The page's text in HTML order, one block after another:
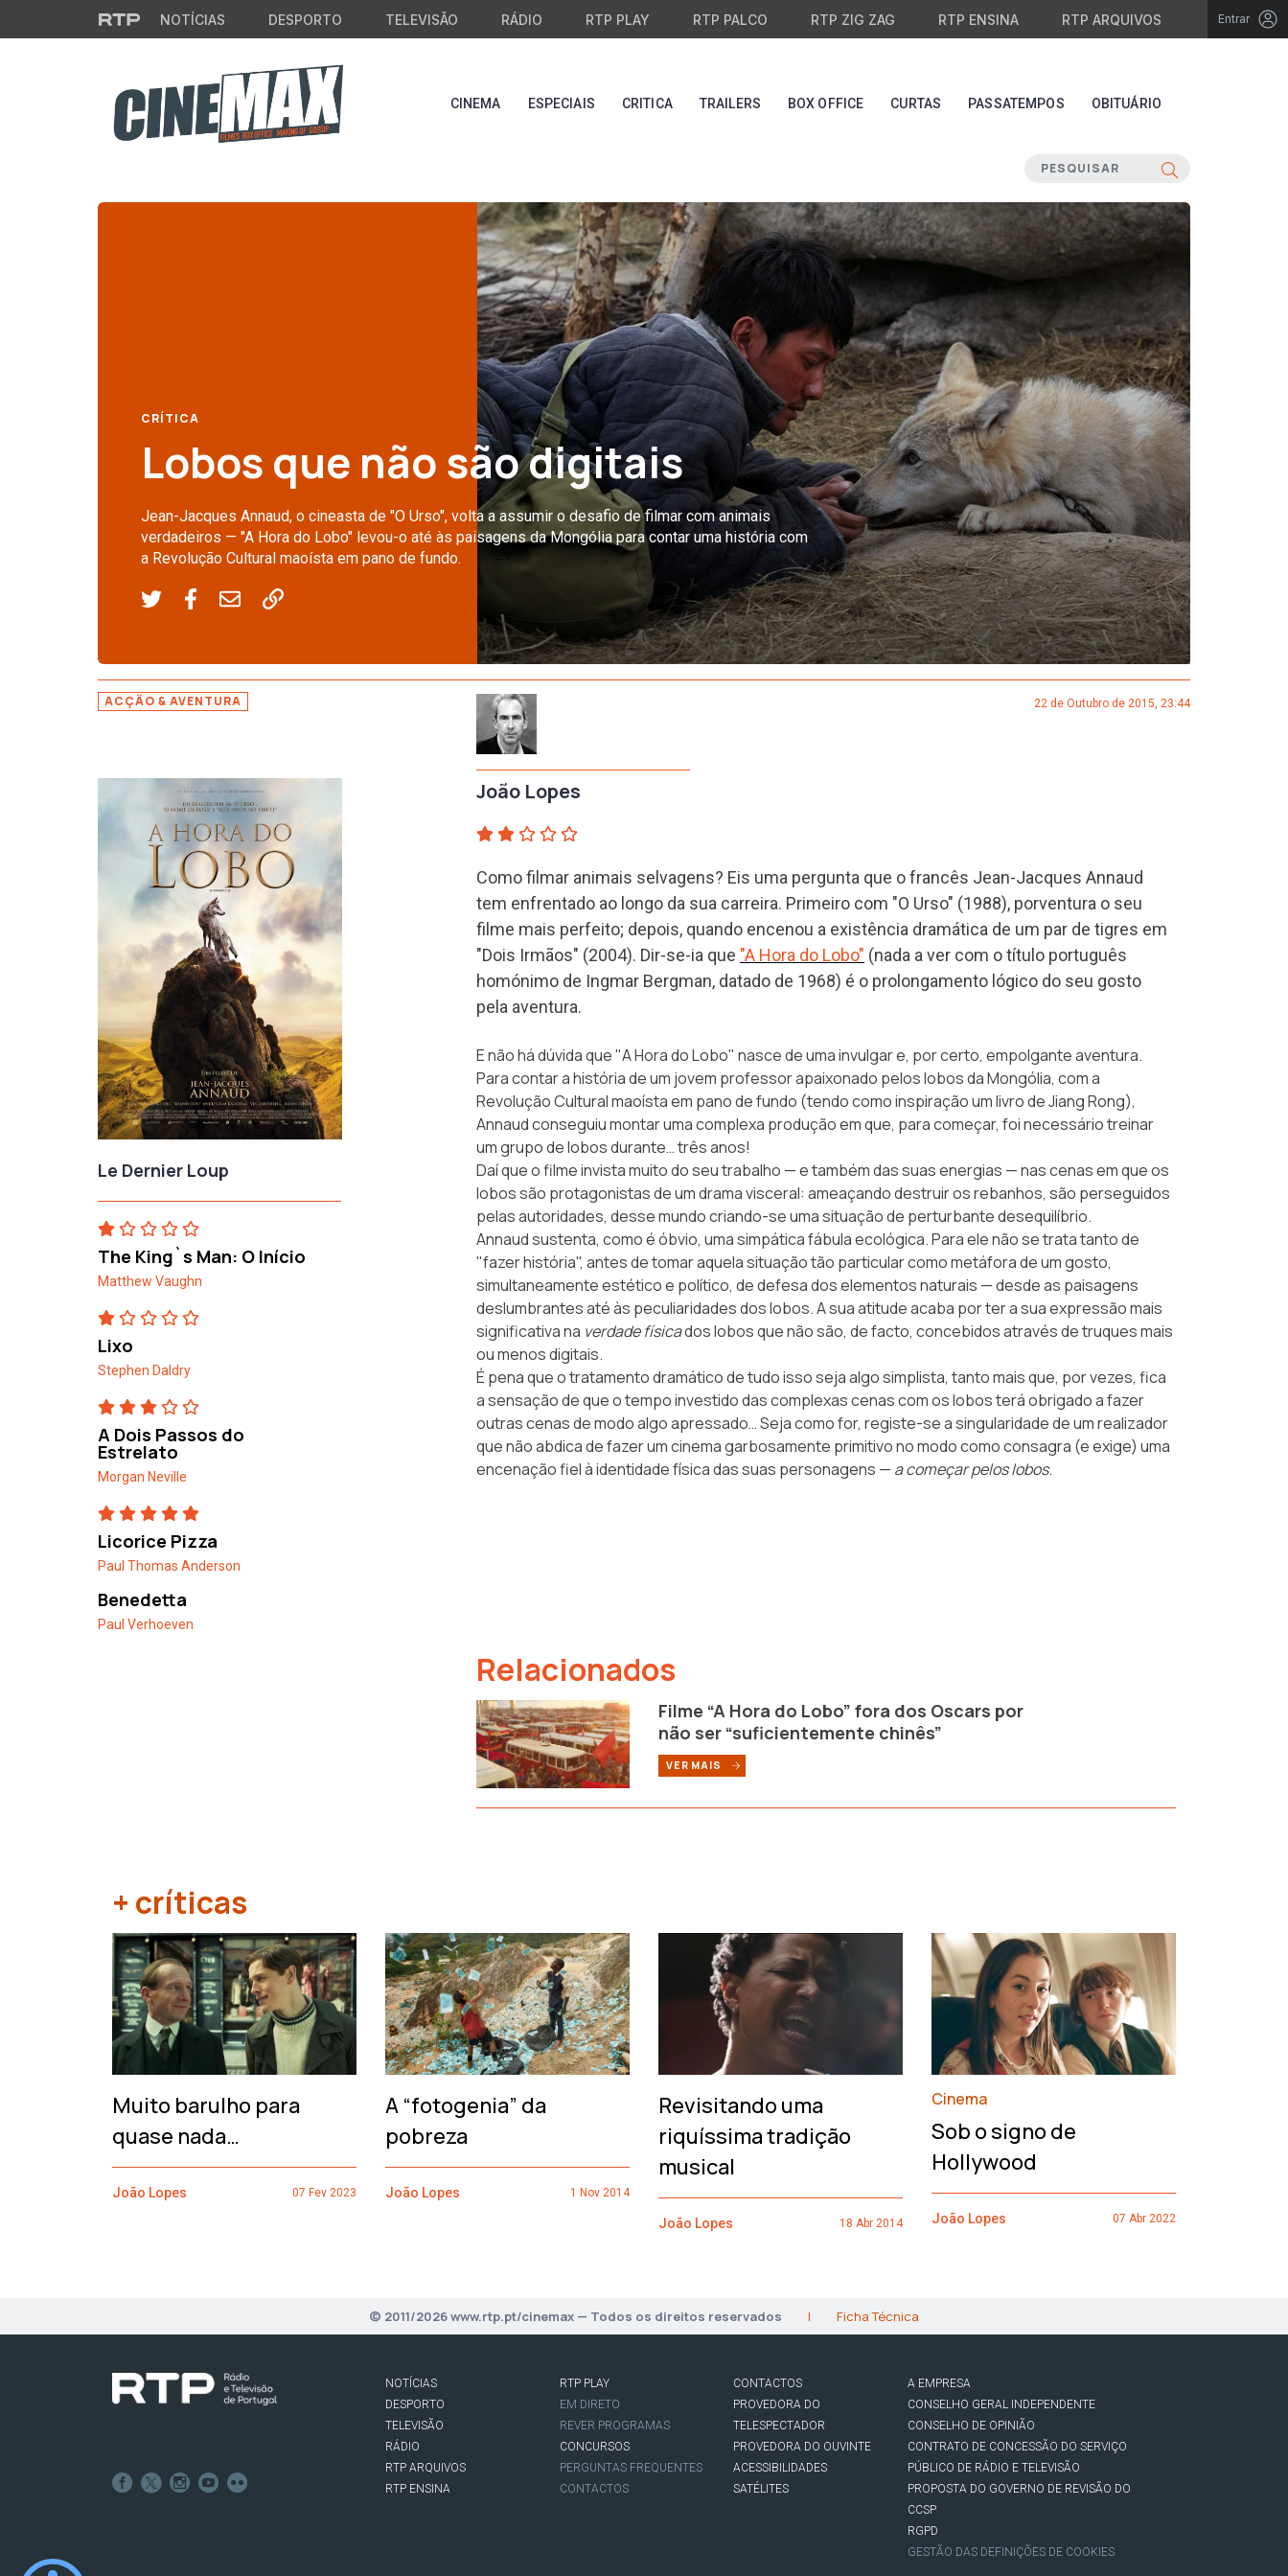
Saltar para o conteúdo principal
NOTÍCIAS DESPORTO TELEVISÃO RÁDIO RTP PLAY RTP PALCO RTP ZIG ZAG RTP ENSINA RTP ARQUIVOS Entrar
CINEMA ESPECIAIS CRITICA TRAILERS BOX OFFICE CURTAS PASSATEMPOS OBITUÁRIO
CRÍTICA
Lobos que não são digitais
Jean-Jacques Annaud, o cineasta de "O Urso", volta a assumir o desafio de filmar com animais
verdadeiros — "A Hora do Lobo" levou-o até às paisagens da Mongólia para contar uma história com
a Revolução Cultural maoísta em pano de fundo.
ACÇÃO & AVENTURA
Le Dernier Loup
The King`s Man: O Início
Matthew Vaughn
Lixo
Stephen Daldry
A Dois Passos do
Estrelato
Morgan Neville
Licorice Pizza
Paul Thomas Anderson
Benedetta
Paul Verhoeven
João Lopes
22 de Outubro de 2015, 23:44
Como filmar animais selvagens? Eis uma pergunta que o francês Jean-Jacques Annaud
tem enfrentado ao longo da sua carreira. Primeiro com "O Urso" (1988), porventura o seu
filme mais perfeito; depois, quando encenou a existência dramática de um par de tigres em
"Dois Irmãos" (2004). Dir-se-ia que "A Hora do Lobo" (nada a ver com o título português
homónimo de Ingmar Bergman, datado de 1968) é o prolongamento lógico do seu gosto
pela aventura.
E não há dúvida que "A Hora do Lobo" nasce de uma invulgar e, por certo, empolgante aventura.
Para contar a história de um jovem professor apaixonado pelos lobos da Mongólia, com a
Revolução Cultural maoísta em pano de fundo (tendo como inspiração um livro deJiang Rong),
Annaud conseguiu montar uma complexa produção em que, para começar, foi necessário treinar
um grupo de lobos durante… três anos!
Daí que o filme invista muito do seu trabalho — e também das suas energias — nas cenas em que os
lobos são protagonistas de um drama visceral: ameaçando destruir os rebanhos, são perseguidos
pelas autoridades, desse mundo criando-se uma situação de perturbante desequilíbrio.
Annaud sustenta, como é óbvio, uma simpática fábula ecológica. Para ele não se trata tanto de
"fazer história", antes de tomar aquela situação tão particular como metáfora de um gosto,
simultaneamente estético e político, de defesa dos elementos naturais — desde as paisagens
deslumbrantes até às peculiaridades dos lobos. A sua atitude acaba por ter a sua expressão mais
significativa na verdade físicados lobos que não são, de facto, concebidos através de truques mais
ou menos digitais.
É pena que o tratamento dramático de tudo isso seja algo simplista, tanto mais que, por vezes, fica
a sensação de que o tempo investido das complexas cenas com os lobos terá obrigado a fazer
outras cenas de modo algo apressado… Seja como for, registe-se a singularidade de um realizador
que não abdica de fazer um cinema garbosamente primitivo no modo como consagra (e exige) uma
encenação fiel à identidade física das suas personagens — a começar pelos lobos.
Relacionados
Filme “A Hora do Lobo” fora dos Oscars por
não ser “suficientemente chinês”
VER MAIS
+ críticas
Muito barulho para
quase nada…
João Lopes 07 Fev 2023
A “fotogenia” da
pobreza
João Lopes 1 Nov 2014
Revisitando uma
riquíssima tradição
musical
João Lopes 18 Abr 2014
Cinema
Sob o signo de
Hollywood
João Lopes 07 Abr 2022
‹
© 2011/2026 www.rtp.pt/cinemax — Todos os direitos reservados | Ficha Técnica
NOTÍCIAS
DESPORTO
TELEVISÃO
RÁDIO
RTP ARQUIVOS
RTP ENSINA
RTP PLAY
EM DIRETO
REVER PROGRAMAS
CONCURSOS
PERGUNTAS FREQUENTES
CONTACTOS
CONTACTOS
PROVEDORA DO
TELESPECTADOR
PROVEDORA DO OUVINTE
ACESSIBILIDADES
SATÉLITES
A EMPRESA
CONSELHO GERAL INDEPENDENTE
CONSELHO DE OPINIÃO
CONTRATO DE CONCESSÃO DO SERVIÇO
PÚBLICO DE RÁDIO E TELEVISÃO
PROPOSTA DO GOVERNO DE REVISÃO DO
CCSP
RGPD
GESTÃO DAS DEFINIÇÕES DE COOKIES